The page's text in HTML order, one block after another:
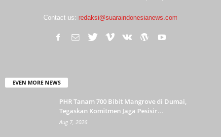
Contact us: redaksi@suaraindonesianews.com
EVEN MORE NEWS
PHR Tanam 700 Bibit Mangrove di Dumai,
Tegaskan Komitmen Jaga Pesisir...
Aug 7, 2026